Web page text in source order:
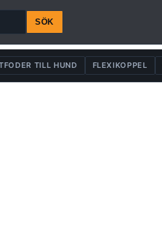
SÖK
TILL HUND FLEXIKOPPEL